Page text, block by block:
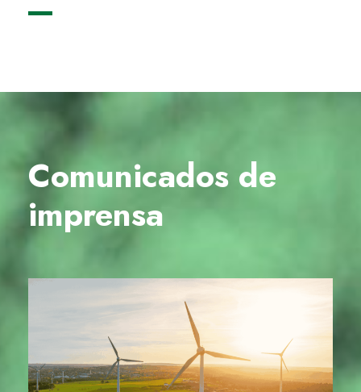
Comunicados de
imprensa